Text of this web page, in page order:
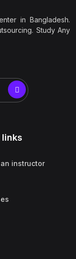
in Bangladesh.
Study Any
instructor